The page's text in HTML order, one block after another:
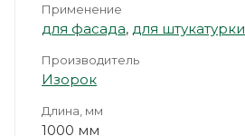
Применение
для фасада, для штукатурки
Производитель
Изорок
Длина, мм
1000 мм